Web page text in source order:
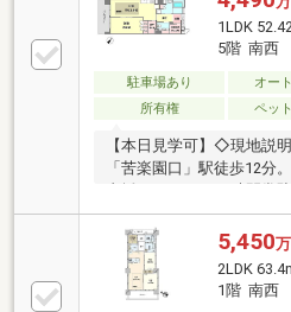
1LDK
5階 南西
駐車場あり オー
所有権
ペッ
【本日見学可】◇現地説
「苦楽園口」駅徒歩12分
ルボタンございます。建
り。
5,450
2LDK
1階 南西